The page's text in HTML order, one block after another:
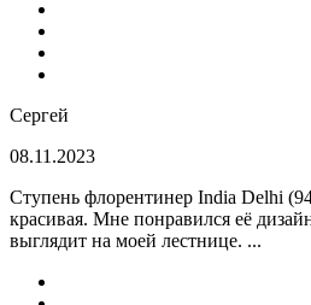
Сергей
08.11.2023
Ступень флорентинер India Delhi
красивая. Мне понравился её
выглядит на моей лестнице. ...